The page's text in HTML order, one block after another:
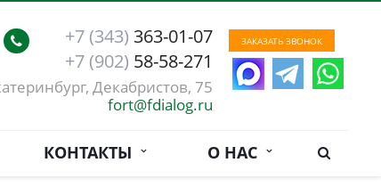
ЗАКАЗАТЬ ЗВОНОК
+7 (343) 363-01-07
+7 (902) 58-58-271
Декабристов, 75
fort@fdialog.ru
КОНТАКТЫ О НАС